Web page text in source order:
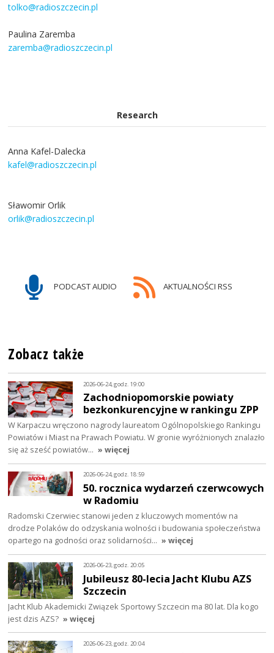
tolko@radioszczecin.pl
Paulina Zaremba
zaremba@radioszczecin.pl
Research
Anna Kafel-Dalecka
kafel@radioszczecin.pl
Sławomir Orlik
orlik@radioszczecin.pl
PODCAST AUDIO AKTUALNOŚCI RSS
Zobacz także
2026-06-24, godz. 19:00
Zachodniopomorskie powiaty
bezkonkurencyjne w rankingu ZPP
W Karpaczu wręczono nagrody laureatom Ogólnopolskiego Rankingu
Powiatów i Miast na Prawach Powiatu. W gronie wyróżnionych znalazło
się aż sześć powiatów… » więcej
2026-06-24, godz. 18:59
50. rocznica wydarzeń czerwcowych
w Radomiu
Radomski Czerwiec stanowi jeden z kluczowych momentów na
drodze Polaków do odzyskania wolności i budowania społeczeństwa
opartego na godności oraz solidarności… » więcej
2026-06-23, godz. 20:05
Jubileusz 80-lecia Jacht Klubu AZS
Szczecin
Jacht Klub Akademicki Związek Sportowy Szczecin ma 80 lat. Dla kogo
jest dzis AZS? » więcej
2026-06-23, godz. 20:04